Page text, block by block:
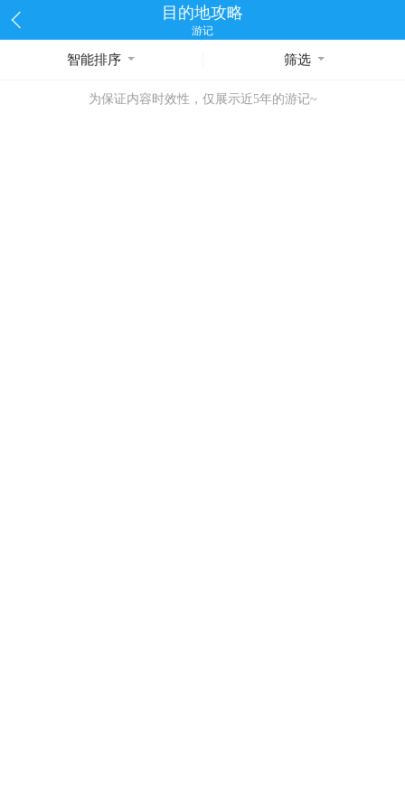
目的地攻略
游记
智能排序 筛选
为保证内容时效性，仅展示近5年的游记~